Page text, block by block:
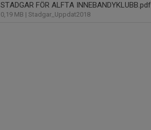
STADGAR FÖR ALFTA INNEBANDYKLUBB.pdf
0,19 MB | Stadgar_Uppdat2018